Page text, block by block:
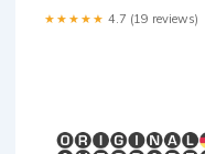
★★★★★ 4.7 (19 reviews)